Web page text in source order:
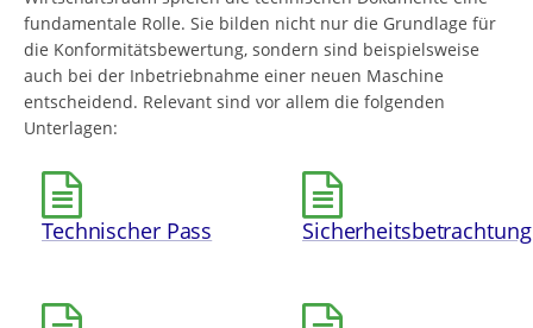
fundamentale Rolle. Sie bilden nicht nur die Grundlage für
die Konformitätsbewertung, sondern sind beispielsweise
auch bei der Inbetriebnahme einer neuen Maschine
entscheidend. Relevant sind vor allem die folgenden
Unterlagen:
Technischer Pass Sicherheitsbetrachtung